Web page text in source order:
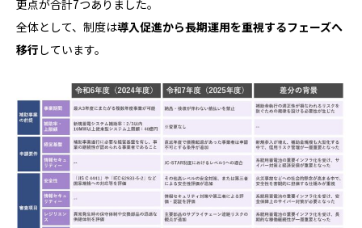
更点が合計7つありました。
全体として、制度は導入促進から長期運用を重視するフェーズへ
移行 しています。